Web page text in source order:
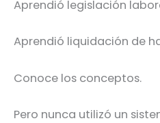
Aprendió legislación
Aprendió liquidación de
Conoce los conceptos.
Pero nunca utilizó un